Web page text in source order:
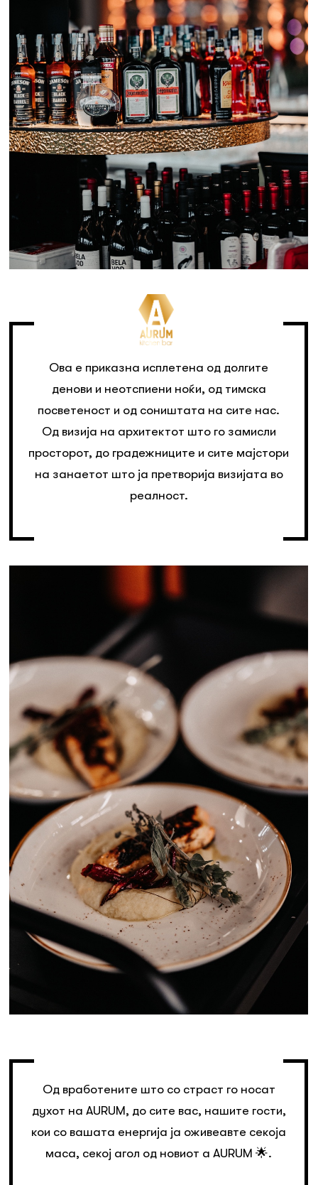
Ова е приказна исплетена од долгите
денови и неотспиени ноќи, од тимска
посветеност и од соништата на сите нас.
Од визија на архитектот што го замисли
просторот, до градежниците и сите мајстори
на занаетот што ја претворија визијата во
реалност.
Од вработените што со страст го носат
духот на AURUM, до сите вас, нашите гости,
кои со вашата енергија ја оживеавте секоја
маса, секој агол од новиот a AURUM 🌟.